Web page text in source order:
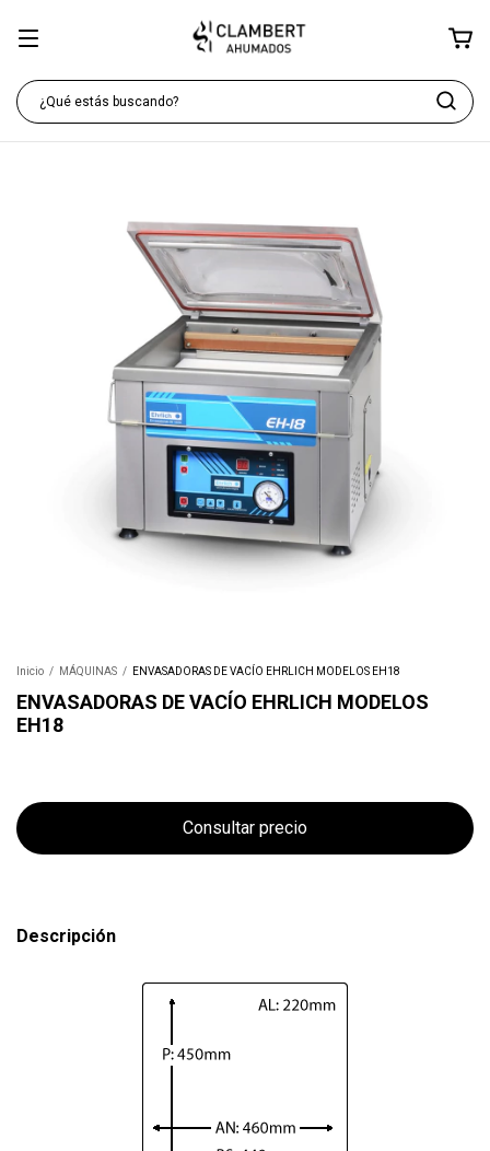
Inicio / MÁQUINAS / ENVASADORAS DE VACÍO EHRLICH MODELOS EH18
ENVASADORAS DE VACÍO EHRLICH MODELOS
EH18
Descripción